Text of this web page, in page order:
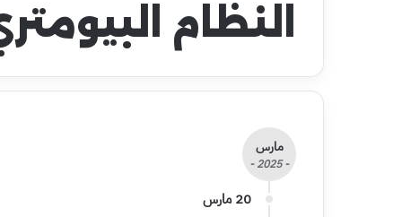
النظام
مارس
- 2025 -
20 مارس